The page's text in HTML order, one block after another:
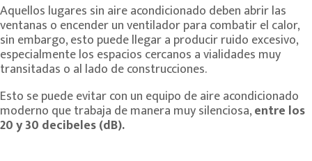
Aquellos lugares sin aire acondicionado deben abrir las
ventanas o encender un ventilador para combatir el calor,
sin embargo, esto puede llegar a producir ruido excesivo,
especialmente los espacios cercanos a vialidades muy
transitadas o al lado de construcciones.
Esto se puede evitar con un equipo de aire acondicionado
moderno que trabaja de manera muy silenciosa,entre los
20 y 30 decibeles (dB).